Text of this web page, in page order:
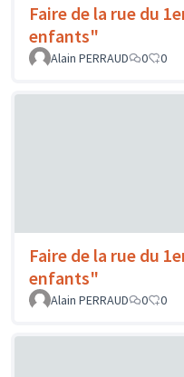
Faire de la rue du
enfants"
Alain PERRAUD 0 0
Faire de la rue du
enfants"
Alain PERRAUD 0 0